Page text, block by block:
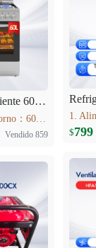
Cocina independiente 60L KGG5201-D1
1. Capacidad del horno：60L 2. Acero Inoxidable 3. Lámpara de horno 4. Estufa de gas con 4 quemadores Estufas sin FFD : 2 * 1.75kWSemi-quemador rápido; 1 * 10kW quemador auxiliar; 1 * 3.0kW quemador rápido; 5. Soportes de sartén esmaltados
Vendido 859 $799